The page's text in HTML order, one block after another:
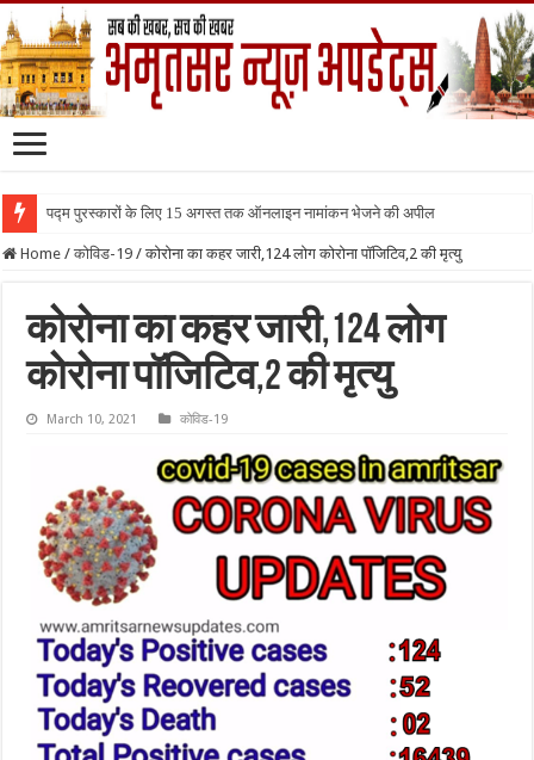
पद्म पुरस्कारों के लिए 15 अगस्त तक ऑनलाइन नामांकन भेजने की अपील
Home / कोविड-19 / कोरोना का कहर जारी,124 लोग कोरोना पॉजिटिव,2 की मृत्यु
कोरोना का कहर जारी,124 लोग
कोरोना पॉजिटिव,2 की मृत्यु
March 10, 2021 कोविड-19